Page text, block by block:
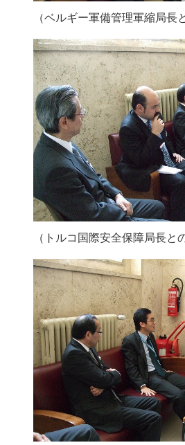
（ベルギー軍備管理軍縮局長
（トルコ国際安全保障局長と